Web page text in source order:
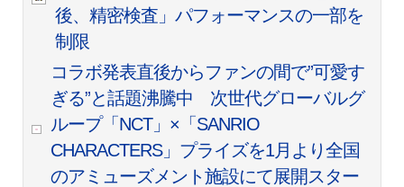
後、精密検査」パフォーマンスの一部を
制限
コラボ発表直後からファンの間で”可愛す
ぎる”と話題沸騰中 次世代グローバルグ
ループ「NCT」×「SANRIO
CHARACTERS」プライズを1月より全国
のアミューズメント施設にて展開スター